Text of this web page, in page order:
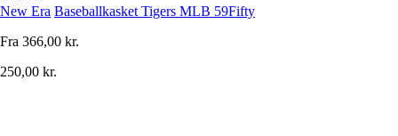
New Era Baseballkasket Tigers MLB 59Fifty
Fra 366,00 kr.
250,00 kr.